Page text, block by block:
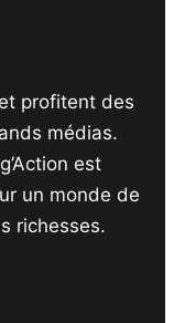
profitent des
médias.
est
un monde de
richesses.